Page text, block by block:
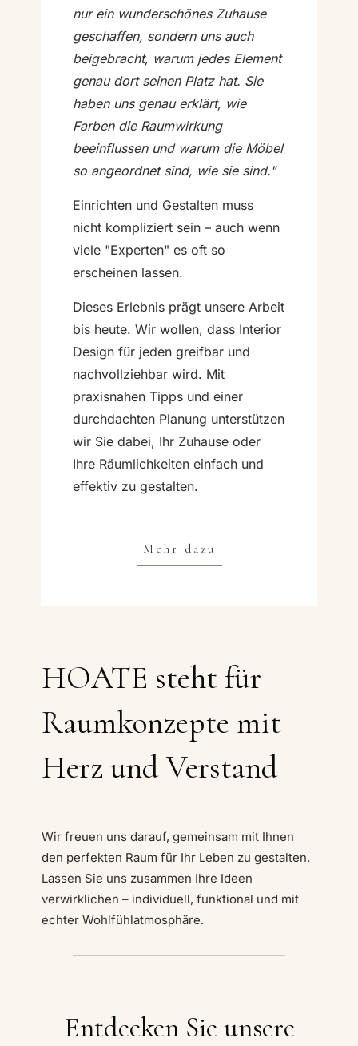
nur ein wunderschönes Zuhause
geschaffen, sondern uns auch
beigebracht, warum jedes Element
genau dort seinen Platz hat. Sie
haben uns genau erklärt, wie
Farben die Raumwirkung
beeinflussen und warum die Möbel
so angeordnet sind, wie sie sind."
Einrichten und Gestalten muss
nicht kompliziert sein – auch wenn
viele "Experten" es oft so
erscheinen lassen.
Dieses Erlebnis prägt unsere Arbeit
bis heute. Wir wollen, dass Interior
Design für jeden greifbar und
nachvollziehbar wird. Mit
praxisnahen Tipps und einer
durchdachten Planung unterstützen
wir Sie dabei, Ihr Zuhause oder
Ihre Räumlichkeiten einfach und
effektiv zu gestalten.
Mehr dazu
HOATE steht für
Raumkonzepte mit
Herz und Verstand
Wir freuen uns darauf, gemeinsam mit Ihnen
den perfekten Raum für Ihr Leben zu gestalten.
Lassen Sie uns zusammen Ihre Ideen
verwirklichen – individuell, funktional und mit
echter Wohlfühlatmosphäre.
Entdecken Sie unsere